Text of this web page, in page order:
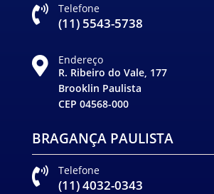
 Telefone
(11) 5543-5738

Endereço
R. Ribeiro do Vale, 177
Brooklin Paulista
CEP 04568-000
BRAGANÇA PAULISTA
 Telefone
(11) 4032-0343